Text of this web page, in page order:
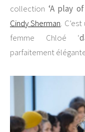
collection ‘A play
Cindy Sherman.
femme Chloé ‘
parfaitement